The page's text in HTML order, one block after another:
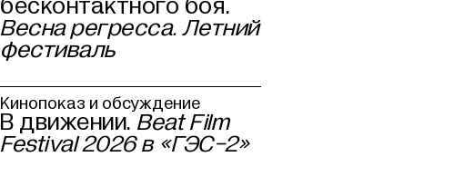
бесконтактного боя.
Весна регресса. Летний
фестиваль
Кинопоказ и обсуждение
В движении. Beat Film
Festival 2026 в «ГЭС-2»